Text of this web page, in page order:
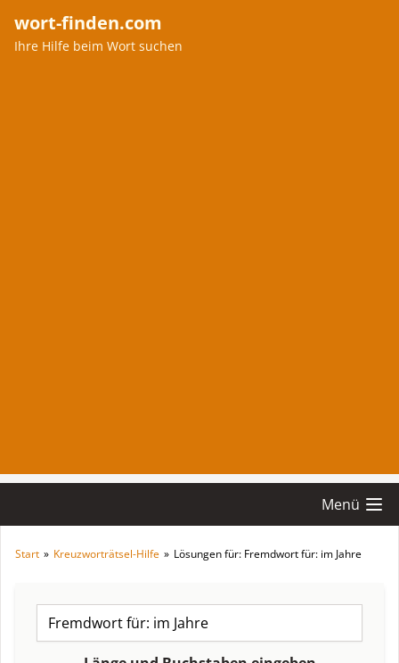
wort-finden.com
Ihre Hilfe beim Wort suchen
Menü
Start » Kreuzworträtsel-Hilfe » Lösungen für: Fremdwort für: im Jahre